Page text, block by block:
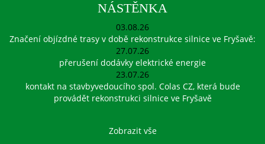
NÁSTĚNKA
03.08.26
Značení objízdné trasy v době rekonstrukce silnice ve Fryšavě:
27.07.26
přerušení dodávky elektrické energie
23.07.26
kontakt na stavbyvedoucího spol. Colas CZ, která bude
provádět rekonstrukci silnice ve Fryšavě
Zobrazit vše